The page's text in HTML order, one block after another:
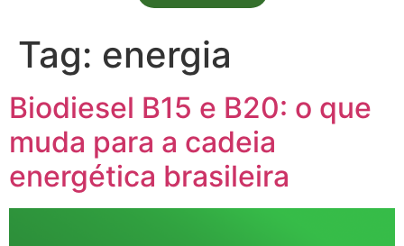
Tag: energia
Biodiesel B15 e B20: o que
muda para a cadeia
energética brasileira